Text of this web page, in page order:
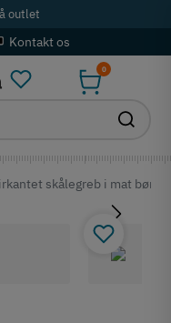
outlet
Kontakt os
0
skålegreb i mat